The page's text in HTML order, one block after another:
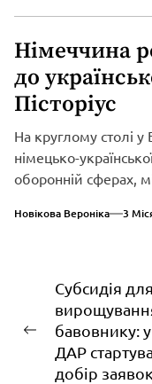
Німеччина
до
Пісторіус
На круглому столі
німецько-
оборонній сферах,
Новікова Вероніка 3
Навігація
записів
Попередній
запис:
Субсидія для
бавовнику: у
ДАР
добір заявок